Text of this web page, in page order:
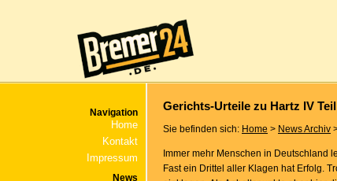
Navigation
Home
Kontakt
Impressum
News
Gerichts-Urteile zu Hartz IV
Sie befinden sich: Home > News Archiv
Immer mehr Menschen in Deutschland
Fast ein Drittel aller Klagen hat Erfolg.